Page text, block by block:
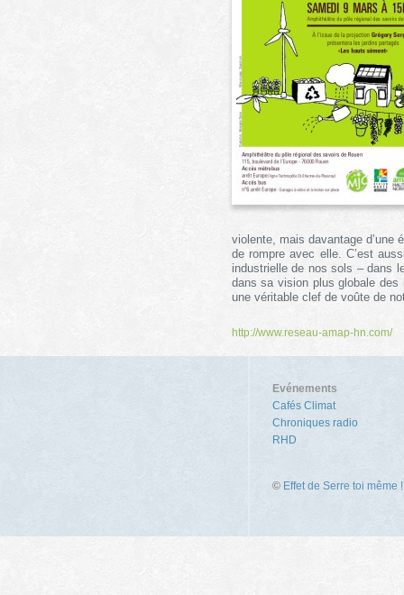
violente, mais davantage d’une
de rompre avec elle. C’est
industrielle de nos sols – dans
dans sa vision plus globale des
une véritable clef de voûte de
http://www.reseau-amap-hn.com/
Evénements
Cafés Climat
Chroniques radio
RHD
© Effet de Serre toi même !